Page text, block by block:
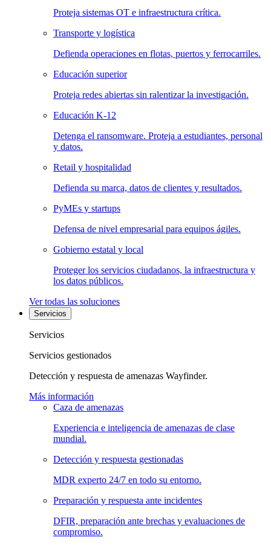
Proteja sistemas OT e infraestructura crítica.
Transporte y logística
Defienda operaciones en flotas, puertos y ferrocarriles.
Educación superior
Proteja redes abiertas sin ralentizar la investigación.
Educación K-12
Detenga el ransomware. Proteja a estudiantes, personal
y datos.
Retail y hospitalidad
Defienda su marca, datos de clientes y resultados.
PyMEs y startups
Defensa de nivel empresarial para equipos ágiles.
Gobierno estatal y local
Proteger los servicios ciudadanos, la infraestructura y
los datos públicos.
Ver todas las soluciones
Servicios
Servicios
Servicios gestionados
Detección y respuesta de amenazas Wayfinder.
Más información
Caza de amenazas
Experiencia e inteligencia de amenazas de clase
mundial.
Detección y respuesta gestionadas
MDR experto 24/7 en todo su entorno.
Preparación y respuesta ante incidentes
DFIR, preparación ante brechas y evaluaciones de
compromiso.